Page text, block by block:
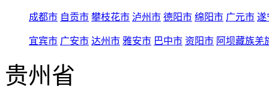
成都市 自贡市 攀枝花市 泸州市 德阳市 绵阳市 广元市 遂
宜宾市 广安市 达州市 雅安市 巴中市 资阳市 阿坝藏族羌
贵州省